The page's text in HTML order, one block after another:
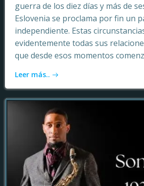
guerra de los diez días y más de
Eslovenia se proclama por fin un
independiente. Estas
evidentemente todas sus
que desde esos momentos
Leer más..